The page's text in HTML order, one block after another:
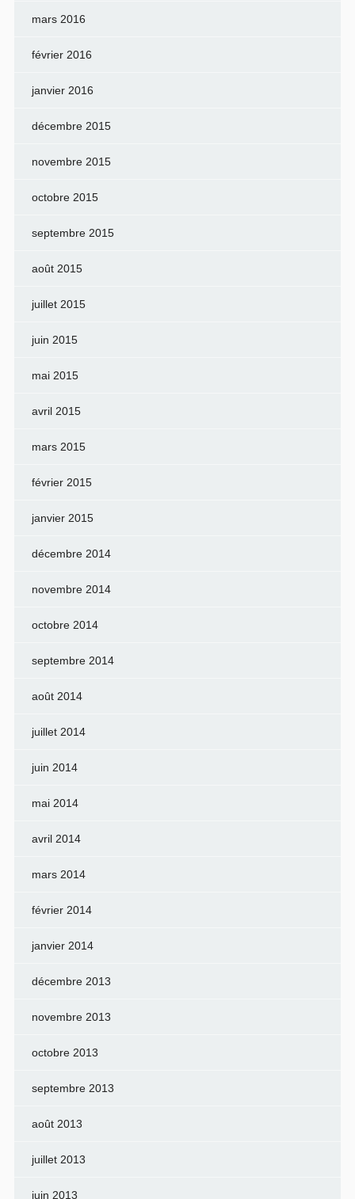
mars 2016
février 2016
janvier 2016
décembre 2015
novembre 2015
octobre 2015
septembre 2015
août 2015
juillet 2015
juin 2015
mai 2015
avril 2015
mars 2015
février 2015
janvier 2015
décembre 2014
novembre 2014
octobre 2014
septembre 2014
août 2014
juillet 2014
juin 2014
mai 2014
avril 2014
mars 2014
février 2014
janvier 2014
décembre 2013
novembre 2013
octobre 2013
septembre 2013
août 2013
juillet 2013
juin 2013